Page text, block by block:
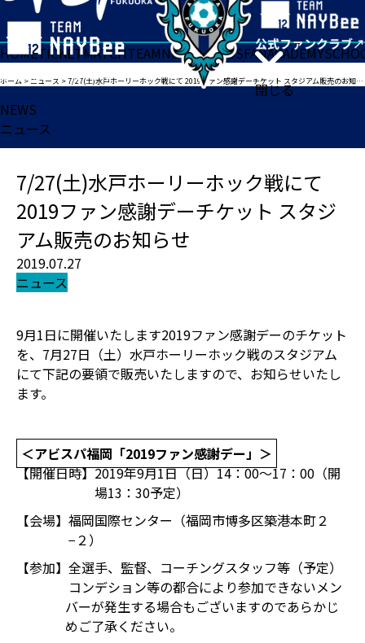
閉じる
HOMETICKETMATCHTEAMNEWSGOODSFANACADEMY
ホーム >ニュース >7/27(土)水戸ホーリーホック戦にて 2019ファン感謝デーチケット スタジアム販売のお知らせ
NEWS
ニュース
7/27(土)水戸ホーリーホック戦にて
2019ファン感謝デーチケット スタジ
アム販売のお知らせ
2019.07.27
ニュース
9月1日に開催いたします2019ファン感謝デーのチケット
を、7月27日（土）水戸ホーリーホック戦のスタジアム
にて下記の要領で販売いたしますので、お知らせいたし
ます。
＜アビスパ福岡「2019ファン感謝デー」＞
【開催日時】2019年9月1日（日）14：00～17：00（開
場13：30予定）
【会場】 福岡国際センター（福岡市博多区築港本町２
−２）
【参加】 全選手、監督、コーチングスタッフ等（予定）
コンデション等の都合により参加できないメン
バーが発生する場合もございますのであらかじ
めご了承ください。